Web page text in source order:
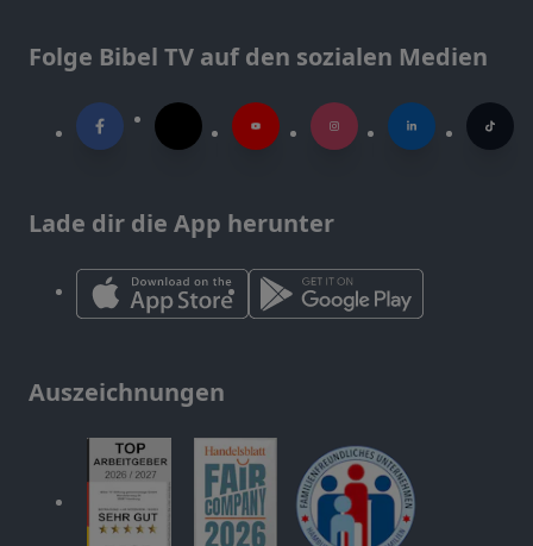
Folge Bibel TV auf den sozialen Medien
Lade dir die App herunter
Auszeichnungen